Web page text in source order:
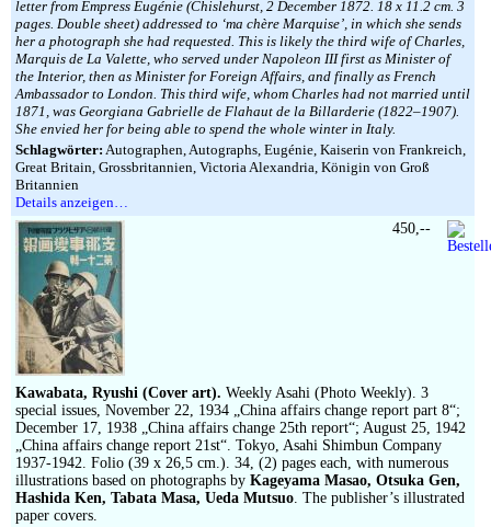
letter from Empress Eugénie (Chislehurst, 2 December 1872. 18 x 11.2 cm. 3
pages. Double sheet) addressed to ‘ma chère Marquise’, in which she sends
her a photograph she had requested. This is likely the third wife of Charles,
Marquis de La Valette, who served under Napoleon III first as Minister of
the Interior, then as Minister for Foreign Affairs, and finally as French
Ambassador to London. This third wife, whom Charles had not married until
1871, was Georgiana Gabrielle de Flahaut de la Billarderie (1822–1907).
She envied her for being able to spend the whole winter in Italy.
Schlagwörter: Autographen, Autographs, Eugénie, Kaiserin von Frankreich,
Great Britain, Grossbritannien, Victoria Alexandria, Königin von Groß
Britannien
Details anzeigen…
Kawabata, Ryushi (Cover art). Weekly Asahi (Photo Weekly). 3
special issues, November 22, 1934 „China affairs change report part 8“;
December 17, 1938 „China affairs change 25th report“; August 25, 1942
„China affairs change report 21st“. Tokyo, Asahi Shimbun Company
1937-1942. Folio (39 x 26,5 cm.). 34, (2) pages each, with numerous
illustrations based on photographs by Kageyama Masao, Otsuka Gen,
Hashida Ken, Tabata Masa, Ueda Mutsuo. The publisher’s illustrated
paper covers.
450,--